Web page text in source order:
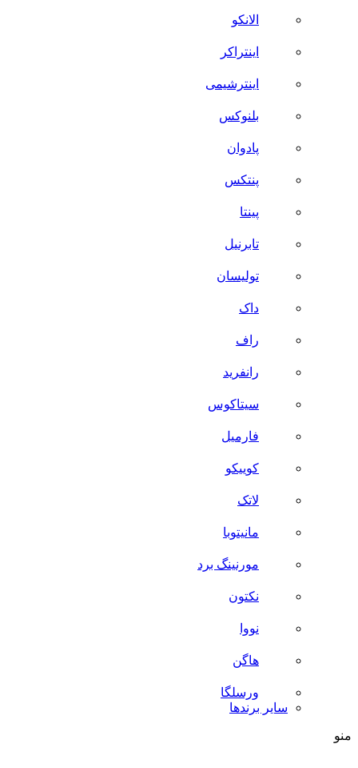
الانکو
اینتراکر
اینترشیمی
بلنوکس
پادوان
پنتکس
پینتا
تابرنیل
تولیسان
داک
راف
رانفرید
سیتاکوس
فارمیل
کوییکو
لاتک
مانیتوبا
مورنینگ برد
نکتون
نووا
هاگن
ورسلگا
سایر برند‌ها
منو